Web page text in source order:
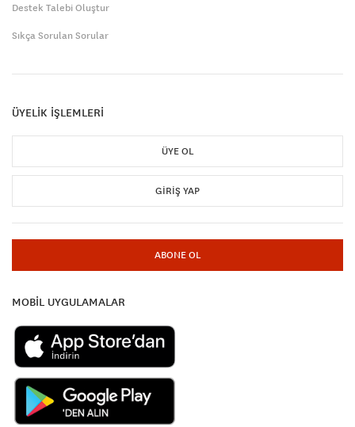
Destek Talebi Oluştur
Sıkça Sorulan Sorular
ÜYELİK İŞLEMLERİ
ÜYE OL
GIRIŞ YAP
ABONE OL
MOBİL UYGULAMALAR